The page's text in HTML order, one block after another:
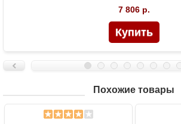
7 806 р.
Похожие товары